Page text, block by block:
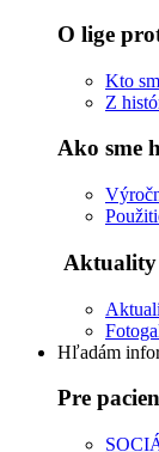
O lige
Kto
Z
Ako sme
Aktuality
Hľadám
Pre